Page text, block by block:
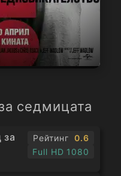
седмицата
за
Рейтинг
0.6
Full HD 1080